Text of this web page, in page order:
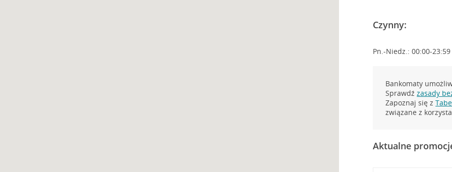
Czynny:
Pn.-Niedz.: 00:00-23:59
Bankomaty
Sprawdźzasady
Zapoznaj się z
związane z
Aktualne